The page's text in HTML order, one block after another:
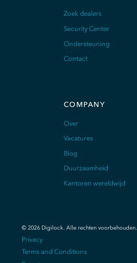
Zoek dealers
Security Center
Ondersteuning
Contact
COMPANY
Over
Vacatures
Blog
Duurzaamheid
Kantoren wereldwijd
© 2026Digilock. Alle rechten voorbehouden.
Privacy
Terms and Conditions